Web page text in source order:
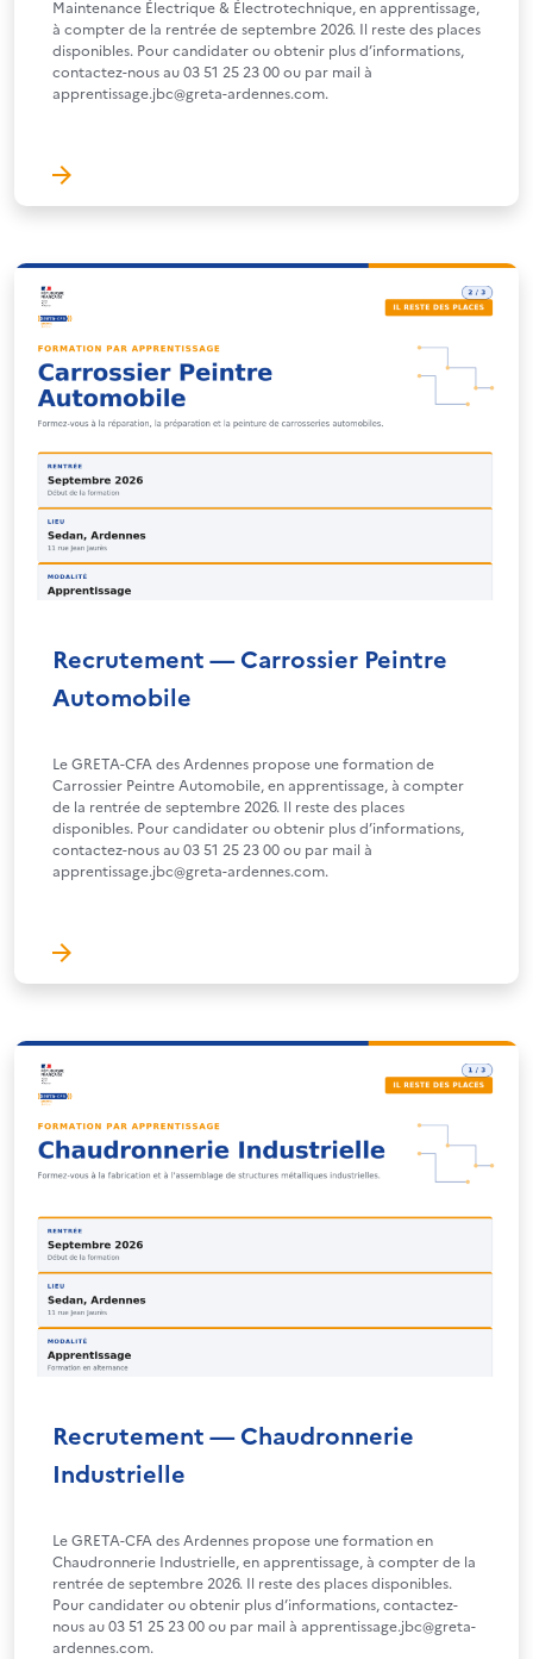
Maintenance Électrique & Électrotechnique, en apprentissage,
à compter de la rentrée de septembre 2026. Il reste des places
disponibles. Pour candidater ou obtenir plus d’informations,
contactez-nous au 03 51 25 23 00 ou par mail à
apprentissage.jbc@greta-ardennes.com.
Recrutement — Carrossier Peintre
Automobile
Le GRETA-CFA des Ardennes propose une formation de
Carrossier Peintre Automobile, en apprentissage, à compter
de la rentrée de septembre 2026. Il reste des places
disponibles. Pour candidater ou obtenir plus d’informations,
contactez-nous au 03 51 25 23 00 ou par mail à
apprentissage.jbc@greta-ardennes.com.
Recrutement — Chaudronnerie
Industrielle
Le GRETA-CFA des Ardennes propose une formation en
Chaudronnerie Industrielle, en apprentissage, à compter de la
rentrée de septembre 2026. Il reste des places disponibles.
Pour candidater ou obtenir plus d’informations, contactez-
nous au 03 51 25 23 00 ou par mail à apprentissage.jbc@greta-
ardennes.com.